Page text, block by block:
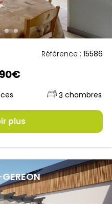
Référence :15586
3
plus